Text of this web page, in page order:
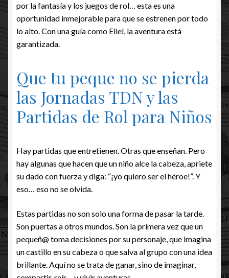
por la fantasía y los juegos de rol… esta es una
oportunidad inmejorable para que se estrenen por todo
lo alto. Con una guía como Eliel, la aventura está
garantizada.
Que tu peque no se pierda
las Jornadas TDN y las
Partidas de Rol para Niños
Hay partidas que entretienen. Otras que enseñan. Pero
hay algunas que hacen que un niño alce la cabeza, apriete
su dado con fuerza y diga: “¡yo quiero ser el héroe!”. Y
eso… eso no se olvida.
Estas partidas no son solo una forma de pasar la tarde.
Son puertas a otros mundos. Son la primera vez que un
pequeñ@ toma decisiones por su personaje, que imagina
un castillo en su cabeza o que salva al grupo con una idea
brillante. Aquí no se trata de ganar, sino de imaginar,